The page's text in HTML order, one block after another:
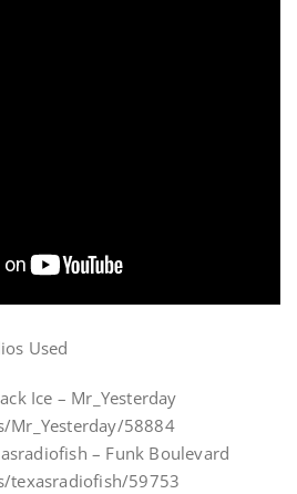
Used
Ice – Mr_Yesterday
58884
– Funk Boulevard
texasradiofish/59753